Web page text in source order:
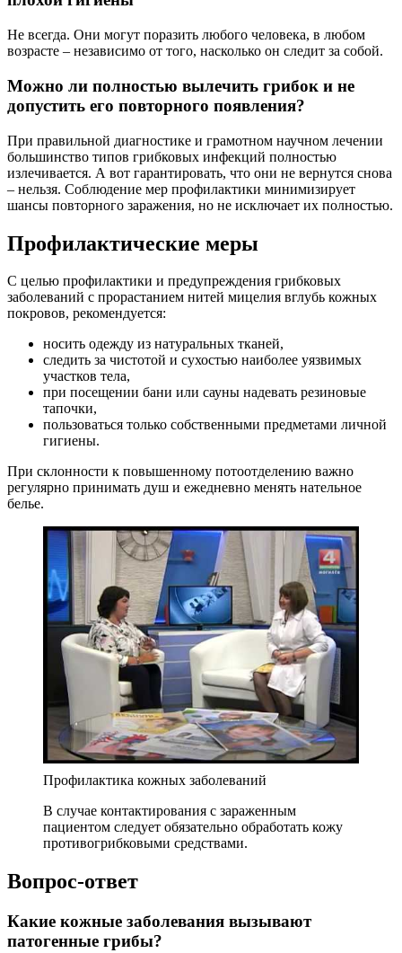
Не всегда. Они могут поразить любого человека, в любом
возрасте – независимо от того, насколько он следит за собой.
Можно ли полностью вылечить грибок и не
допустить его повторного появления?
При правильной диагностике и грамотном научном лечении
большинство типов грибковых инфекций полностью
излечивается. А вот гарантировать, что они не вернутся снова
– нельзя. Соблюдение мер профилактики минимизирует
шансы повторного заражения, но не исключает их полностью.
Профилактические меры
С целью профилактики и предупреждения грибковых
заболеваний с прорастанием нитей мицелия вглубь кожных
покровов, рекомендуется:
носить одежду из натуральных тканей,
следить за чистотой и сухостью наиболее уязвимых
участков тела,
при посещении бани или сауны надевать резиновые
тапочки,
пользоваться только собственными предметами личной
гигиены.
При склонности к повышенному потоотделению важно
регулярно принимать душ и ежедневно менять нательное
белье.
Профилактика кожных заболеваний
В случае контактирования с зараженным
пациентом следует обязательно обработать кожу
противогрибковыми средствами.
Вопрос-ответ
Какие кожные заболевания вызывают
патогенные грибы?